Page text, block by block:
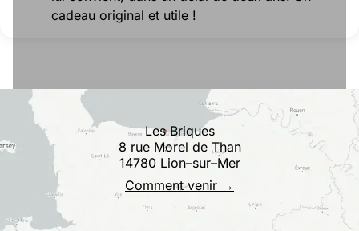
cadeau original et utile !
Les Briques
8 rue Morel de Than
14780 Lion–sur–Mer
Comment venir →